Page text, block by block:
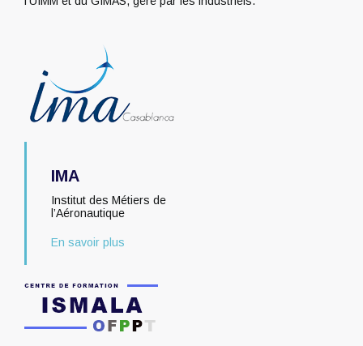
IMA
Institut des Métiers de
l’Aéronautique
En savoir plus